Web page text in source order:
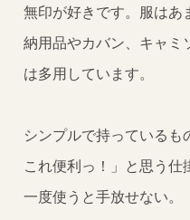
無印が好きです。服はあ
納用品やカバン、キャミ
は多用しています。
シンプルで持っているも
これ便利っ！」と思う仕
一度使うと手放せない。